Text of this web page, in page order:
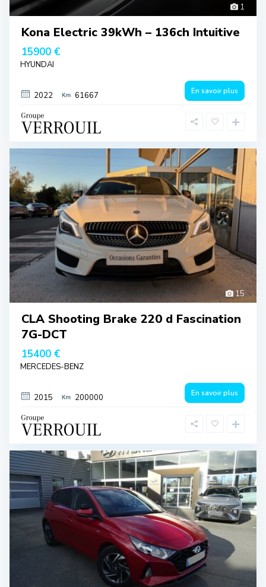
1
Kona Electric 39kWh – 136ch Intuitive
15900 €
HYUNDAI
2022 61667 En savoir plus
15
CLA Shooting Brake 220 d Fascination
7G-DCT
15400 €
MERCEDES-BENZ
2015 200000 En savoir plus